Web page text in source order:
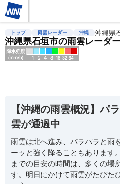
雨雲レーダー 台風情報 地震情報
トップ 雨雲レーダー 沖縄 沖縄県
沖縄県石垣市の雨雲レーダー
【沖縄の雨雲概況】パ
雲が通過中
雨雲は北へ進み、パラパラと雨
ーッと強く降ることもあります
までの目安の時間は、多くの場
す。明日にかけて雨雲がたびた